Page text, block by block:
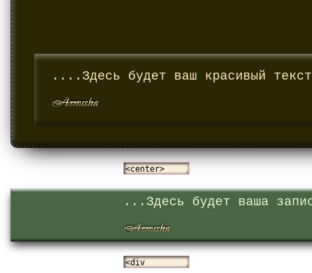
....Здесь будет ваш красивый
...Здесь будет ваша